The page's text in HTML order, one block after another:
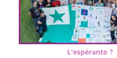
L'espéranto ?